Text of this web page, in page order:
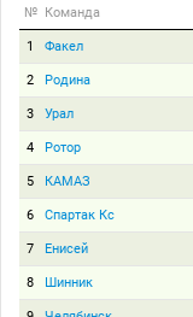
№ Команда
1 Факел
2 Родина
3 Урал
4 Ротор
5 КАМАЗ
6 Спартак Кс
7 Енисей
8 Шинник